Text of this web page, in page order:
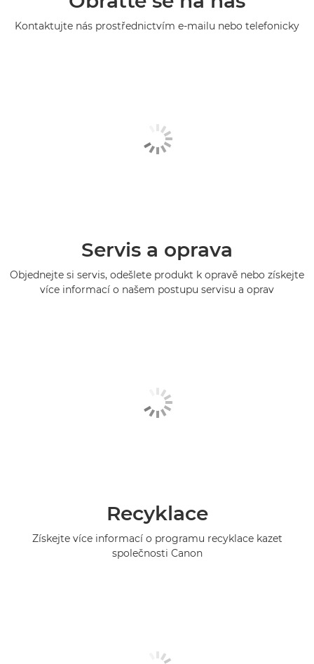
Kontaktujte nás prostřednictvím e-mailu nebo telefonicky
Servis a oprava
Objednejte si servis, odešlete produkt k opravě nebo získejte
více informací o našem postupu servisu a oprav
Recyklace
Získejte více informací o programu recyklace kazet
společnosti Canon